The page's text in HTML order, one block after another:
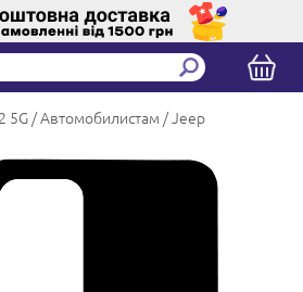
5G Автомобилистам Jeep